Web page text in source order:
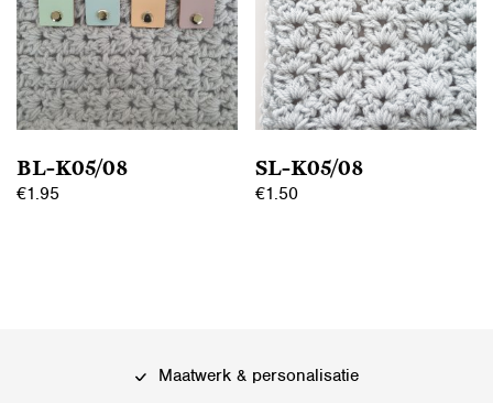
optie
kan
gekozen
worden
op
productpagina
Deze
optie
kan
gekozen
worden
de
productpagina
BL-K05/08
€1.95
SL-K05/08
€1.50
optie
Maatwerk & personalisatie